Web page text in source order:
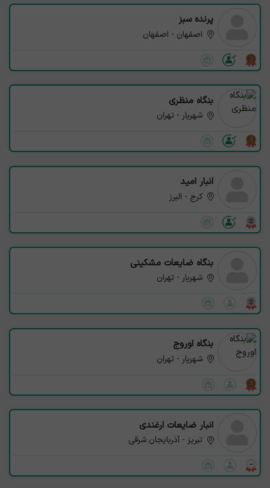
پرنده سبز
اصفهان - اصفهان
بنگاه منظری
شهریار - تهران
انبار امید
کرج - البرز
بنگاه ضایعات مشکینی
شهریار - تهران
بنگاه اوروج
شهریار - تهران
انبار ضایعات ارغندی
تبریز - آذربایجان شرقی